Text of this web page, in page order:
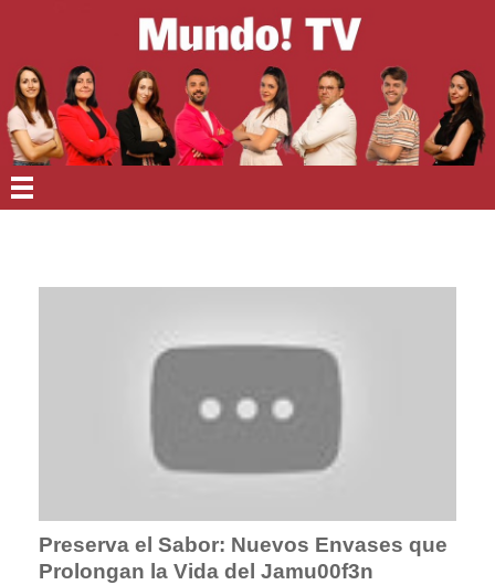
Preserva el Sabor: Nuevos Envases que
Prolongan la Vida del Jamu00f3n